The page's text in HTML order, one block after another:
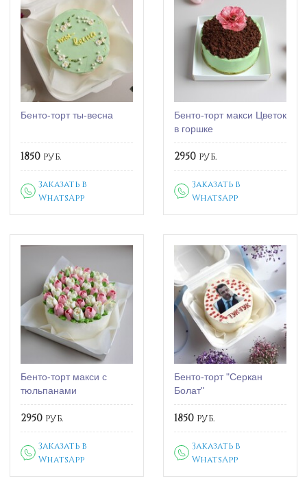
Бенто-торт ты-весна
1850 руб.
Заказать в
WhatsApp
Бенто-торт макси Цветок
в горшке
2950 руб.
Заказать в
WhatsApp
Бенто-торт макси с
тюльпанами
2950 руб.
Заказать в
WhatsApp
Бенто-торт "Серкан
Болат"
1850 руб.
Заказать в
WhatsApp